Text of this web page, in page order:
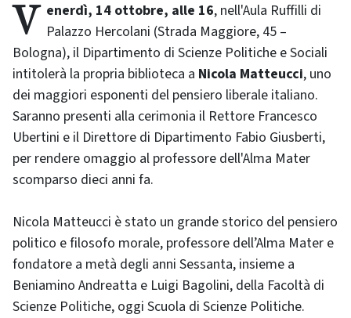
Venerdì, 14 ottobre, alle 16, nell'Aula Ruffilli di
Palazzo Hercolani (Strada Maggiore, 45 –
Bologna), il Dipartimento di Scienze Politiche e Sociali
intitolerà la propria biblioteca a Nicola Matteucci, uno
dei maggiori esponenti del pensiero liberale italiano.
Saranno presenti alla cerimonia il Rettore Francesco
Ubertini e il Direttore di Dipartimento Fabio Giusberti,
per rendere omaggio al professore dell'Alma Mater
scomparso dieci anni fa.
Nicola Matteucci è stato un grande storico del pensiero
politico e filosofo morale, professore dell’Alma Mater e
fondatore a metà degli anni Sessanta, insieme a
Beniamino Andreatta e Luigi Bagolini, della Facoltà di
Scienze Politiche, oggi Scuola di Scienze Politiche.